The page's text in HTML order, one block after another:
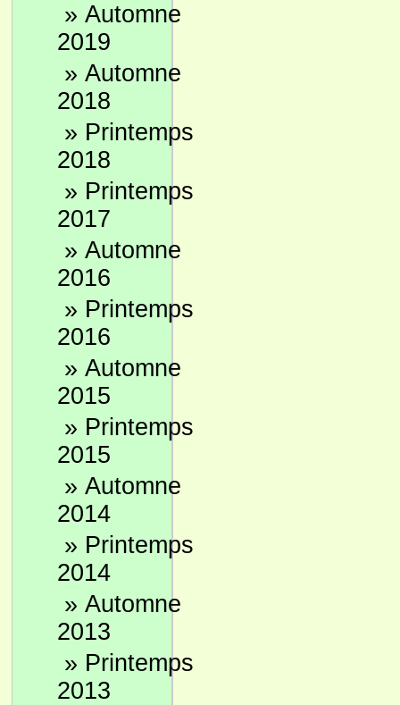
» Automne
2019
» Automne
2018
» Printemps
2018
» Printemps
2017
» Automne
2016
» Printemps
2016
» Automne
2015
» Printemps
2015
» Automne
2014
» Printemps
2014
» Automne
2013
» Printemps
2013